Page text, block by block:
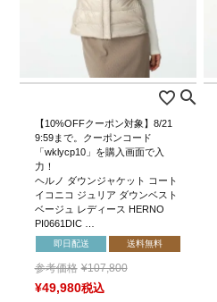
【10%OFFクーポン対象】8/21
9:59まで。クーポンコード
「wklycp10」を購入画面で入
力！
ヘルノ ダウンジャケット コート
イコニコ ジュリア ダウンベスト
ベージュ レディース HERNO
PI0661DIC …
即日配送 送料無料
参考価格 ¥107,800
¥49,980税込